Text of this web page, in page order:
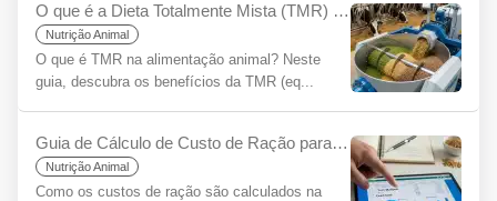
O que é a Dieta Totalmente Mista (TMR) para Iniciantes?
Nutrição Animal
O que é TMR na alimentação animal? Neste
guia, descubra os benefícios da TMR (eq...
Guia de Cálculo de Custo de Ração para Iniciantes
Nutrição Animal
Como os custos de ração são calculados na